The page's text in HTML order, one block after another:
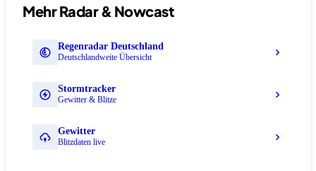
Mehr Radar & Nowcast
Regenradar Deutschland
Deutschlandweite Übersicht
Stormtracker
Gewitter & Blitze
Gewitter
Blitzdaten live